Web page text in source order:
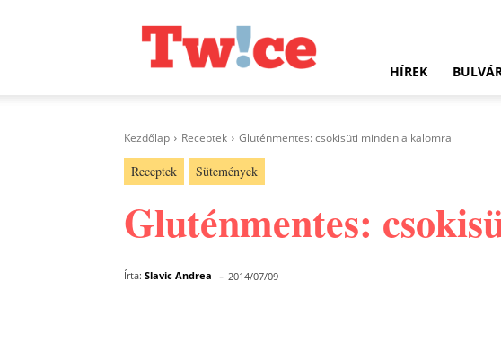
HÍREK
Kezdőlap Receptek Gluténmentes: csokisüti minden alkalomra
Receptek Sütemények
Gluténmentes:
Írta: Slavic Andrea - 2014/07/09